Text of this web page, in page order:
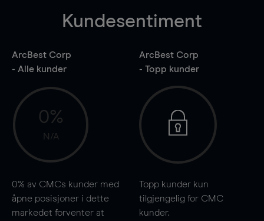
Kundesentiment
ArcBest Corp
- Alle kunder
0%
N/A
0% av CMCs kunder med
åpne posisjoner i dette
markedet forventer at
ArcBest Corp
- Topp kunder
Topp kunder kun
tilgjengelig for CMC
kunder.